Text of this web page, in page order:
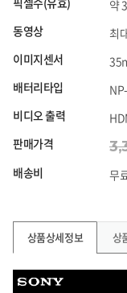
약
동영상
최
이미지센서
배터리타입
비디오 출력
판매가격
배송비 무
상품상세정보 상